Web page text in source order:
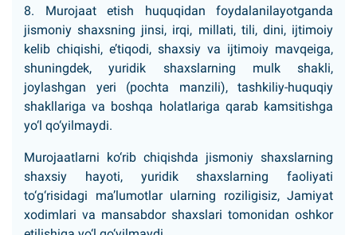
8. Murojaat etish huquqidan foydalanilayotganda
jismoniy shaxsning jinsi, irqi, millati, tili, dini, ijtimoiy
kelib chiqishi, e’tiqodi, shaxsiy va ijtimoiy mavqeiga,
shuningdek, yuridik shaxslarning mulk shakli,
joylashgan yeri (pochta manzili), tashkiliy-huquqiy
shakllariga va boshqa holatlariga qarab kamsitishga
yo‘l qo‘yilmaydi.
Murojaatlarni ko‘rib chiqishda jismoniy shaxslarning
shaxsiy hayoti, yuridik shaxslarning faoliyati
to‘g‘risidagi ma’lumotlar ularning roziligisiz, Jamiyat
xodimlari va mansabdor shaxslari tomonidan oshkor